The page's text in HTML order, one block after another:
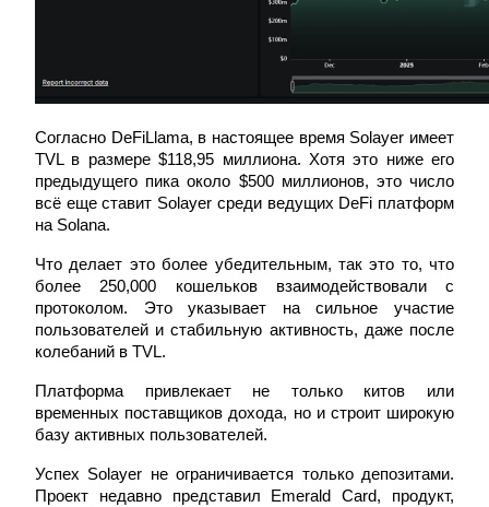
Копирование торговли
Присоединяйтесь к лучшим трейдерам
Станьте копи-трейдером
Согласно DeFiLlama, в настоящее время Solayer имеет
TVL в размере $118,95 миллиона. Хотя это ниже его
предыдущего пика около $500 миллионов, это число
всё еще ставит Solayer среди ведущих DeFi платформ
на Solana.
Что делает это более убедительным, так это то, что
более 250,000 кошельков взаимодействовали с
протоколом. Это указывает на сильное участие
пользователей и стабильную активность, даже после
колебаний в TVL.
Платформа привлекает не только китов или
временных поставщиков дохода, но и строит широкую
базу активных пользователей.
Успех Solayer не ограничивается только депозитами.
Проект недавно представил Emerald Card, продукт,